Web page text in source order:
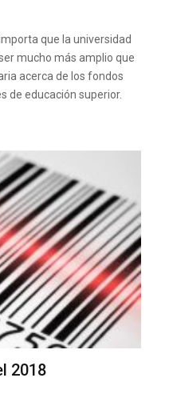
que la universidad
mucho más amplio que
acerca de los fondos
de educación superior.
2018